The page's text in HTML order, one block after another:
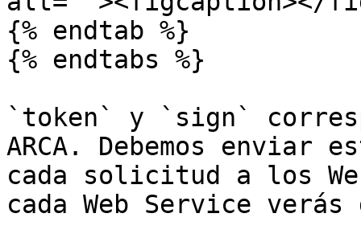
{% endtab %}
{% endtabs %}
`token` y `sign`
ARCA. Debemos enviar
cada solicitud a los
cada Web Service